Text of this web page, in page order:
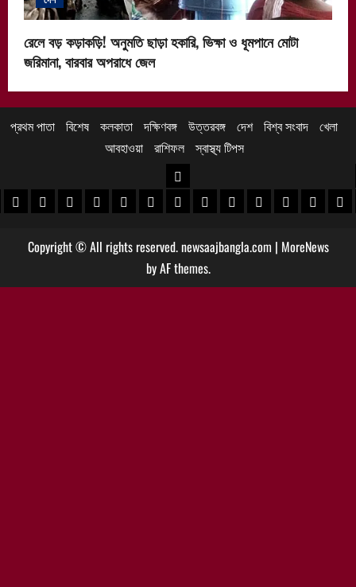
রেলে বড় কড়াকড়ি! অনুমতি ছাড়া হকারি, ভিক্ষা ও ধূমপানে মোটা
জরিমানা, বারবার অপরাধে জেল
প্রথম পাতা বিশেষ কলকাতা দক্ষিণবঙ্গ উত্তরবঙ্গ দেশ বিশ্ব সংবাদ খেলা
আবহাওয়া
রাশিফল স্বাস্থ্য টিপস
খবর
খবর
পুরুলিয়া খবর
বাঁকুড়া খবরপশ্চিম বর্ধমান খবর
পূর্ব বর্ধমান খবর
বীরভূম খবরমুর্শিদাবাদ খবর
উত্তরবঙ্গ
কোচবিহার নিউজ
আলিপুরদুয়ার খবর
জলপাইগুড়ি খবর
শিলিগুড়ি খবর
উত্তরদক্ষিণ
Copyright © All rights reserved. newsaajbangla.com | MoreNews
by AF themes.